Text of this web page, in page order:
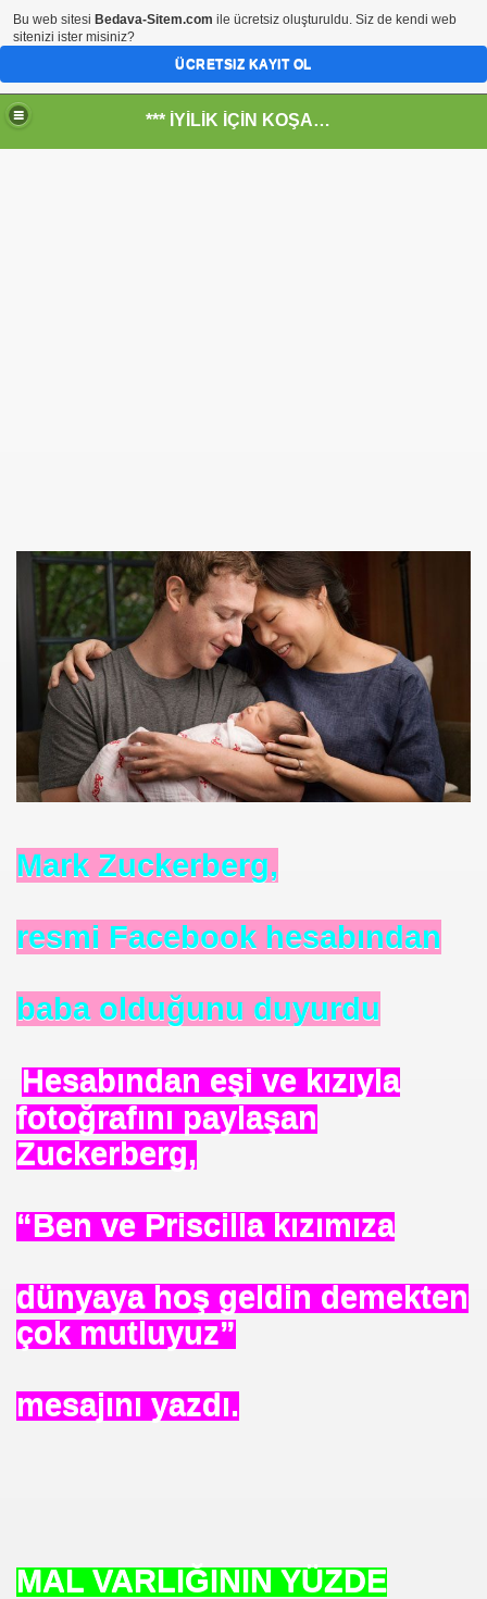
*** İYİLİK İÇİN KOŞANLARIN YERİ***
Mark Zuckerberg,
resmi Facebook hesabından
baba olduğunu duyurdu
Hesabından eşi ve kızıyla
fotoğrafını paylaşan
Zuckerberg,
“Ben ve Priscilla kızımıza
dünyaya hoş geldin demekten
çok mutluyuz”
mesajını yazdı.
MAL VARLIĞININ YÜZDE
Halal Food
AS-DER.
Bu web sitesi Bedava-Sitem.com ile ücretsiz oluşturuldu. Siz de kendi web
sitenizi ister misiniz?
ÜCRETSIZ KAYIT OL